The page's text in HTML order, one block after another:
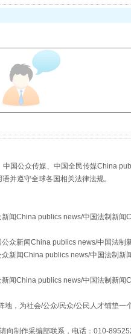
以产业富民促振兴
国公众传媒、中国全民传媒China
并遵守全球各国相关法律法规。
闻China publics news/中国法制新
众新闻China publics news/中国法
新闻China publics news/中国法制
闻China publics news/中国法制新
，为社会/公众/民众/公民人才铺垫
向制作采编部联系，电话：010-